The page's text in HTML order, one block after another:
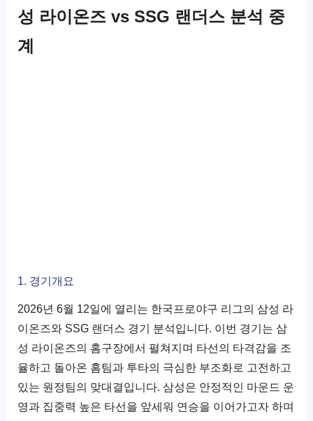
성 라이온즈 vs SSG 랜더스 분석 중
계
1. 경기개요
2026년 6월 12일에 열리는 한국프로야구 리그의 삼성 라
이온즈와 SSG 랜더스 경기 분석입니다. 이번 경기는 삼
성 라이온즈의 홈구장에서 펼쳐지며 타선의 타격감을 조
율하고 돌아온 홈팀과 투타의 극심한 부조화로 고전하고
있는 원정팀의 맞대결입니다. 삼성은 안정적인 마운드 운
영과 집중력 높은 타선을 앞세워 연승을 이어가고자 하며